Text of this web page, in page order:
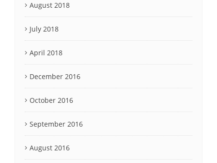
August 2018
July 2018
April 2018
December 2016
October 2016
September 2016
August 2016